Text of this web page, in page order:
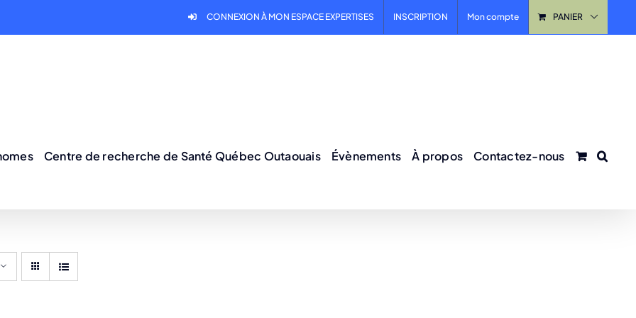
CONNEXION À MON ESPACE EXPERTISES INSCRIPTION Mon compte PANIER
Centre de recherche de Santé Québec Outaouais Évènements À propos Contactez-nous